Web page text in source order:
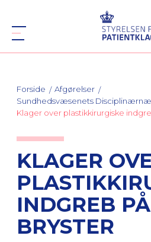
Forside
Afgørelser
Sundhedsvæsenets
Klager over plastikkirurgiske
KLAGER
INDGREB PÅ
BRYSTER